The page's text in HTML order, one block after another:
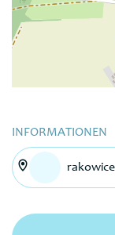
INFORMATIONEN
rakowice